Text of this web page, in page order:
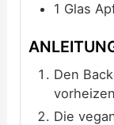
1 Glas
Den
Die